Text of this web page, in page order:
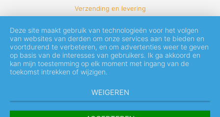
Verzending en levering
Deze site maakt gebruik van technologieën voor het volgen
van websites van derden om onze services aan te bieden en
voortdurend te verbeteren, en om advertenties weer te geven
op basis van de interesses van gebruikers. Ik ga akkoord en
kan mijn toestemming op elk moment met ingang van de
toekomst intrekken of wijzigen.
WEIGEREN